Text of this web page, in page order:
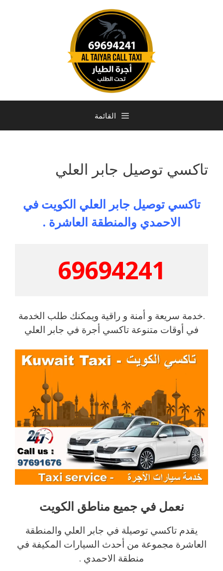
القائمة
تاكسي توصيل جابر العلي
تاكسي توصيل جابر العلي الكويت في
الاحمدي والمنطقة العاشرة .
69694241
.خدمة سريعة و أمنة و راقية ويمكنك طلب الخدمة
في أوقات متنوعة تاكسي أجرة في جابر العلي
نعمل في جميع مناطق الكويت
يقدم تاكسي توصيلة في جابر العلي والمنطقة
العاشرة مجموعة من أحدث السيارات المكيفة في
منطقة الاحمدي .